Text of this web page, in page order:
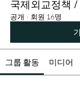
국제외교정책
공개 · 회원 16명
그룹 활동 미디어